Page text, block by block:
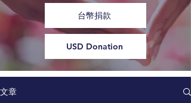
台幣捐款
USD Donation
文章